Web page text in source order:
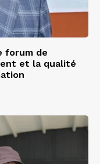
forum de
et la qualité